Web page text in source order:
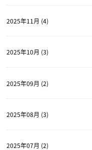
2025年11月 (4)
2025年10月 (3)
2025年09月 (2)
2025年08月 (3)
2025年07月 (2)